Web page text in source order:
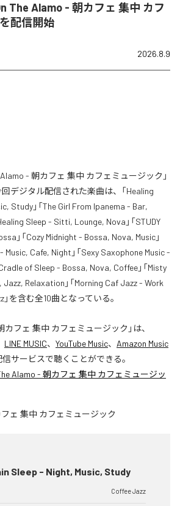
The Alamo - 朝カフェ 集中 カフ
配信開始
2026.8.9
Alamo - 朝カフェ 集中 カフェミュージック」
デジタル配信された楽曲は、「Healing
Study」「The Girl From Ipanema - Bar,
Sleep - Sitti, Lounge, Nova」「STUDY
」「Cozy Midnight - Bossa, Nova, Music」
Music, Cafe, Night」「Sexy Saxophone Music -
of Sleep - Bossa, Nova, Coffee」「Misty
Relaxation」「Morning Caf Jazz - Work
を含む全10曲となっている。
カフェ 集中 カフェミュージック 」は、
LINE MUSIC、 YouTube Music、 Amazon Music
サービスで聴くことができる。
Alamo - 朝カフェ 集中 カフェミュージッ
Sleep - Night, Music, Study
Coffee Jazz